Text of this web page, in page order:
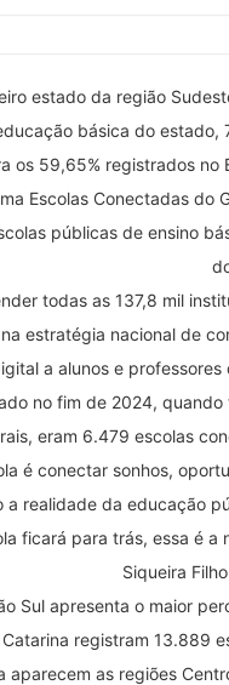
estado da região
básica do
os 59,65% registrados
Escolas Conectadas do
públicas de ensino
todas as 137,8 mil
estratégia nacional de
a alunos e
no fim de 2024,
eram 6.479 escolas
é conectar sonhos,
a realidade da educação
ficará para trás, essa é a
Siqueira
Sul apresenta o maior
registram 13.889
aparecem as regiões